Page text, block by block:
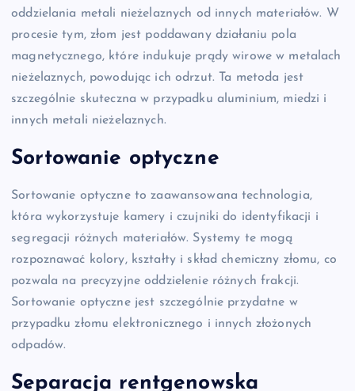
oddzielania metali nieżelaznych od innych materiałów. W
procesie tym, złom jest poddawany działaniu pola
magnetycznego, które indukuje prądy wirowe w metalach
nieżelaznych, powodując ich odrzut. Ta metoda jest
szczególnie skuteczna w przypadku aluminium, miedzi i
innych metali nieżelaznych.
Sortowanie optyczne
Sortowanie optyczne to zaawansowana technologia,
która wykorzystuje kamery i czujniki do identyfikacji i
segregacji różnych materiałów. Systemy te mogą
rozpoznawać kolory, kształty i skład chemiczny złomu, co
pozwala na precyzyjne oddzielenie różnych frakcji.
Sortowanie optyczne jest szczególnie przydatne w
przypadku złomu elektronicznego i innych złożonych
odpadów.
Separacja rentgenowska